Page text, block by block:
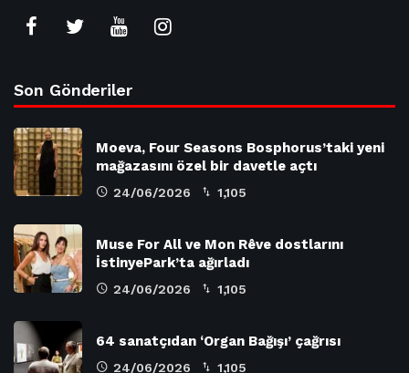
Son Gönderiler
Moeva, Four Seasons Bosphorus’taki yeni
mağazasını özel bir davetle açtı
24/06/2026 1,105
Muse For All ve Mon Rêve dostlarını
İstinyePark’ta ağırladı
24/06/2026 1,105
64 sanatçıdan ‘Organ Bağışı’ çağrısı
24/06/2026 1,105